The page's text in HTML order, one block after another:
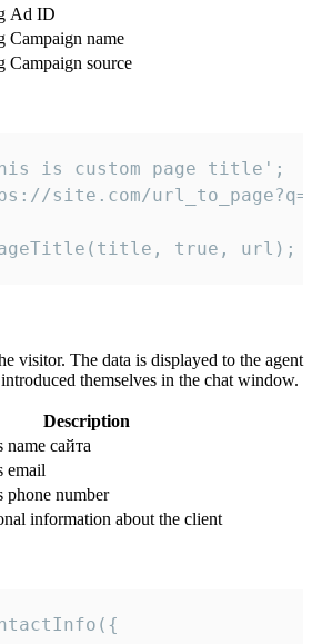
Ad ID
Campaign name
Campaign source
is custom page title';
site.com/
true, url);
visitor. The data is displayed to the agent
themselves in the chat window.
Description
name сайта
email
phone number
information about the client